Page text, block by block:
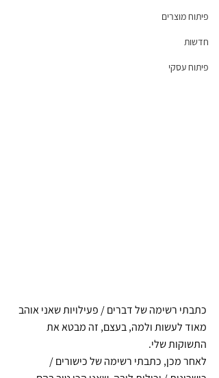
פיתוח מוצרים
חדשות
פיתוח עסקי
כתבתי רשימה של דברים / פעילויות שאני אוהב
מאוד לעשות ולמה, בעצם, זה מבטא את
התשוקות שלי.
לאחר מכן, כתבתי רשימה של כישורים /